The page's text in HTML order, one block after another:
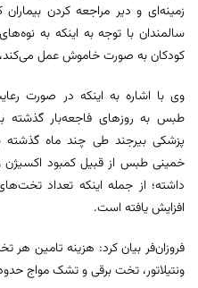
زمینه‌ای و دیر مراجعه کردن
سالمندان با توجه به اینکه به
کودکان به صورت خاموش عمل
وی با اشاره به اینکه در صورت
طبس به روزهای فاجعه‌بار گذشته
پزشکی بیرجند طی چند ماه گذشته
خمینی طبس از قبیل کمبود
افزایش یافته است.
فروزان‌فر بیان کرد: هزینه تامین هر
ونتیلاتور، تخت برقی و تشک مواج